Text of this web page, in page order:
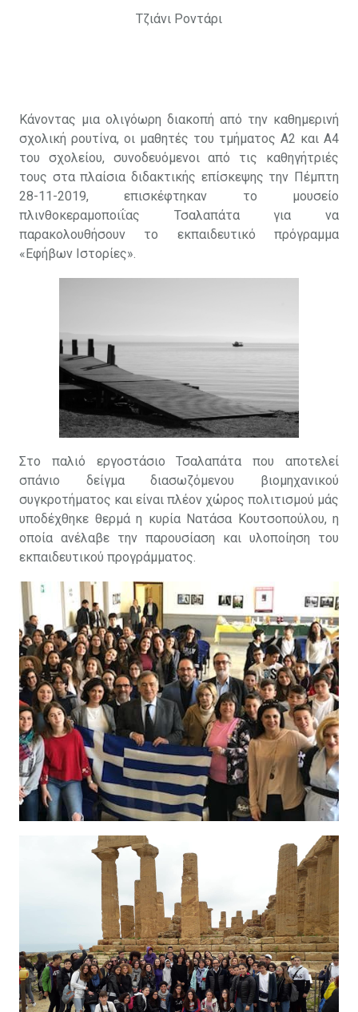
Τζιάνι Ροντάρι
Κάνοντας μια ολιγόωρη διακοπή από την καθημερινή
σχολική ρουτίνα, οι μαθητές του τμήματος Α2 και Α4
του σχολείου, συνοδευόμενοι από τις καθηγήτριές
τους στα πλαίσια διδακτικής επίσκεψης την Πέμπτη
28-11-2019, επισκέφτηκαν το μουσείο
πλινθοκεραμοποιΐας Τσαλαπάτα για να
παρακολουθήσουν το εκπαιδευτικό πρόγραμμα
«Εφήβων Ιστορίες».
Στο παλιό εργοστάσιο Τσαλαπάτα που αποτελεί
σπάνιο δείγμα διασωζόμενου βιομηχανικού
συγκροτήματος και είναι πλέον χώρος πολιτισμού μάς
υποδέχθηκε θερμά η κυρία Νατάσα Κουτσοπούλου, η
οποία ανέλαβε την παρουσίαση και υλοποίηση του
εκπαιδευτικού προγράμματος.